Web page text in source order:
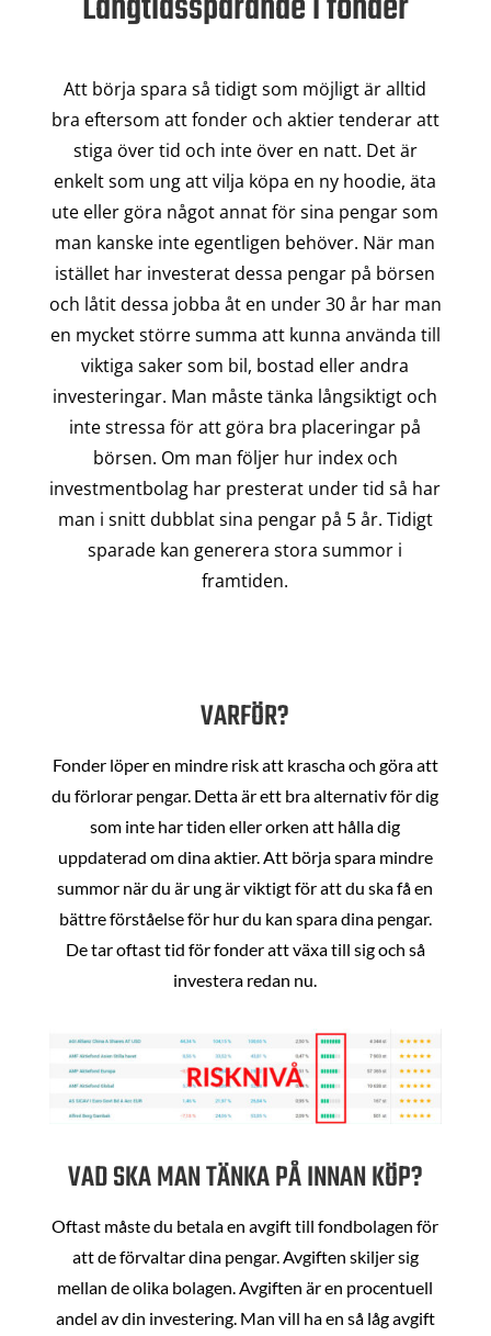
Att börja spara så tidigt som möjligt är alltid
bra eftersom att fonder och aktier tenderar att
stiga över tid och inte över en natt. Det är
enkelt som ung att vilja köpa en ny hoodie, äta
ute eller göra något annat för sina pengar som
man kanske inte egentligen behöver. När man
istället har investerat dessa pengar på börsen
och låtit dessa jobba åt en under 30 år har man
en mycket större summa att kunna använda till
viktiga saker som bil, bostad eller andra
investeringar. Man måste tänka långsiktigt och
inte stressa för att göra bra placeringar på
börsen. Om man följer hur index och
investmentbolag har presterat under tid så har
man i snitt dubblat sina pengar på 5 år. Tidigt
sparade kan generera stora summor i
framtiden.
VARFÖR?
Fonder löper en mindre risk att krascha och göra att
du förlorar pengar. Detta är ett bra alternativ för dig
som inte har tiden eller orken att hålla dig
uppdaterad om dina aktier. Att börja spara mindre
summor när du är ung är viktigt för att du ska få en
bättre förståelse för hur du kan spara dina pengar.
De tar oftast tid för fonder att växa till sig och så
investera redan nu.
VAD SKA MAN TÄNKA PÅ INNAN KÖP?
Oftast måste du betala en avgift till fondbolagen för
att de förvaltar dina pengar. Avgiften skiljer sig
mellan de olika bolagen. Avgiften är en procentuell
andel av din investering. Man vill ha en så låg avgift